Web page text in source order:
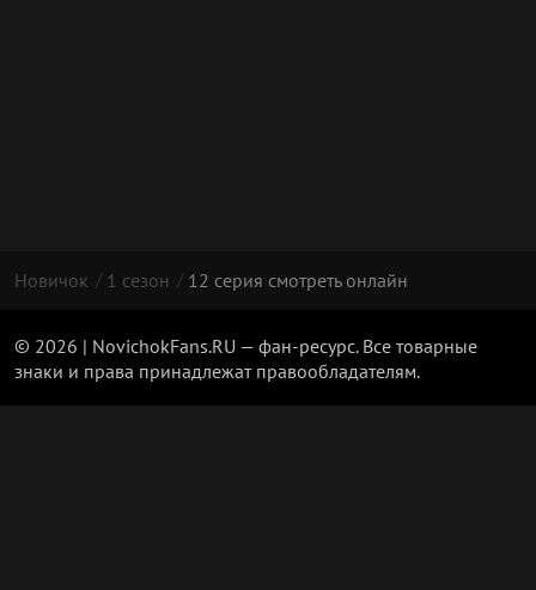
Новичок 1 сезон 12 серия смотреть онлайн
© 2026 | NovichokFans.RU — фан-ресурс. Все товарные
знаки и права принадлежат правообладателям.